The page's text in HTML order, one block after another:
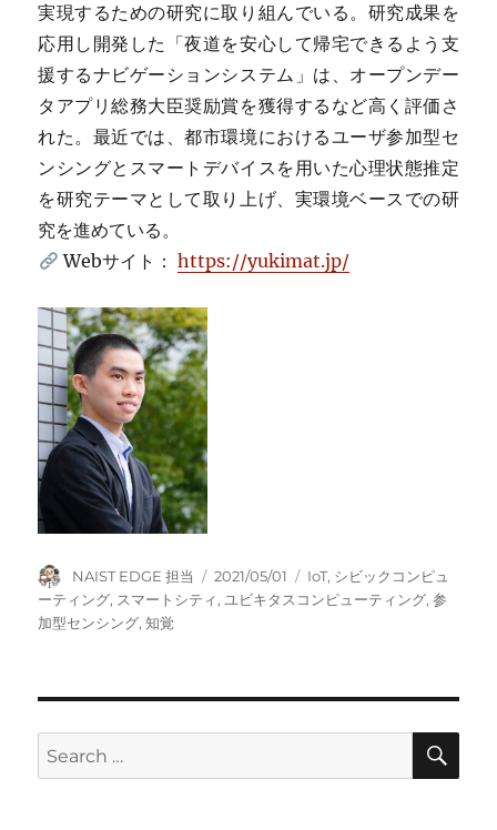
実現するための研究に取り組んでいる。研究成果を
応用し開発した「夜道を安心して帰宅できるよう支
援するナビゲーションシステム」は、オープンデー
タアプリ総務大臣奨励賞を獲得するなど高く評価さ
れた。最近では、都市環境におけるユーザ参加型セ
ンシングとスマートデバイスを用いた心理状態推定
を研究テーマとして取り上げ、実環境ベースでの研
究を進めている。
Webサイト： https://yukimat.jp/
Author
NAIST EDGE 担当
Posted
on
2021/05/01 Tags
IoT, シビックコンピュ
ーティング, スマートシティ,ユビキタスコンピューティング,参
加型センシング,知覚
Search
for: